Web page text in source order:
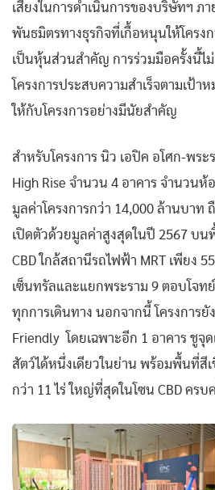
เสี่ยงในการดำเนินการของบริษัทฯ ภ
พันธมิตรทางธุรกิจที่เกื้อหนุนให้โครง
เป็นหุ้นส่วนสำคัญ การร่วมมือครั้งนี้ไ
โครงการประสบความสำเร็จตามเป้า
ให้กับโครงการอย่างมีนัยสำคัญ
สำหรับโครงการ นิว เอปิค อโศก-พระ
High Rise จำนวน 4 อาคาร จำนวน
มูลค่าโครงการกว่า 14,000 ล้านบาท
เปิดตัวด้วยมูลค่าสูงสุดในปี 2567 บน
CBD ใกล้สถานีรถไฟฟ้า MRT เพียง
เซ็นทรัลและแยกพระราม 9 ตอบโจท
ทุกการเดินทาง นอกจากนี้ โครงการ
Friendly โดยเฉพาะอีก 1 อาคาร ชูจุ
สัตว์ได้หนึ่งเดียวในย่าน พร้อมพื้นที่สี
กว่า 11 ไร่ ใหญ่ที่สุดในโซน CBD คร